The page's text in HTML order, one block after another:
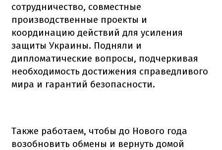
сотрудничество, совместные
производственные проекты и
координацию действий для усиления
защиты Украины. Подняли и
дипломатические вопросы, подчеркивая
необходимость достижения справедливого
мира и гарантий безопасности.
Также работаем, чтобы до Нового года
возобновить обмены и вернуть домой